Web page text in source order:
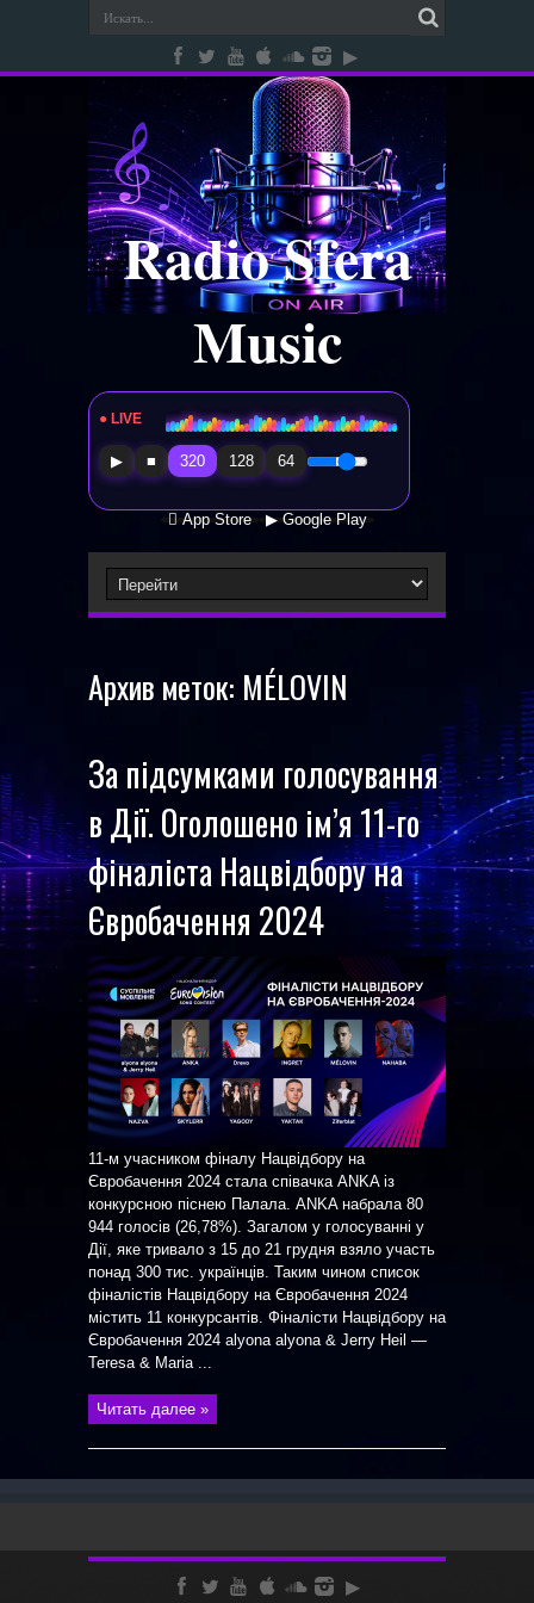
Radio Sfera
Music
● LIVE Radio Sfera Music
▶ ■ 320 128 64
 App Store ▶ Google Play
Архив меток: MÉLOVIN
За підсумками голосування
в Дії. Оголошено ім’я 11-го
фіналіста Нацвідбору на
Євробачення 2024
11-м учасником фіналу Нацвідбору на
Євробачення 2024 стала співачка ANKA із
конкурсною піснею Палала. ANKA набрала 80
944 голосів (26,78%). Загалом у голосуванні у
Дії, яке тривало з 15 до 21 грудня взяло участь
понад 300 тис. українців. Таким чином список
фіналістів Нацвідбору на Євробачення 2024
містить 11 конкурсантів. Фіналісти Нацвідбору на
Євробачення 2024 alyona alyona & Jerry Heil —
Teresa & Maria ...
Читать далее »